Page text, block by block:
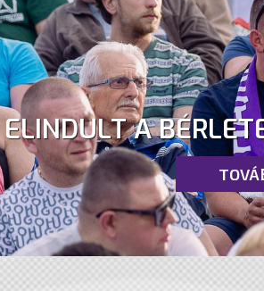
ELINDULT A